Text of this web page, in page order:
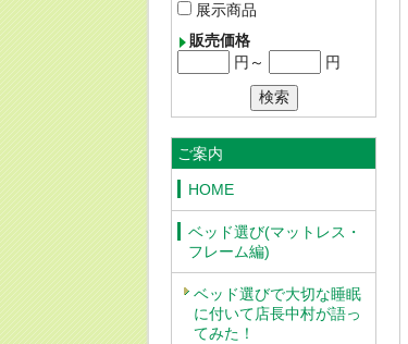
展示商品
販売価格
円～
円
ご案内
HOME
ベッド選び(マットレス・
フレーム編)
ベッド選びで大切な睡眠
に付いて店長中村が語っ
てみた！